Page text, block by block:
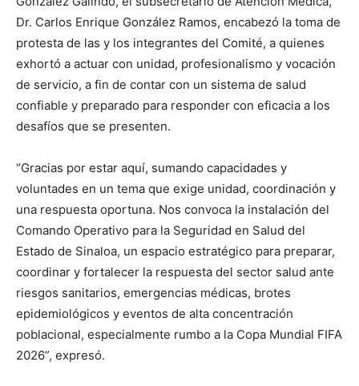
Dr. Carlos Enrique González Ramos, encabezó la toma de
protesta de las y los integrantes del Comité, a quienes
exhortó a actuar con unidad, profesionalismo y vocación
de servicio, a fin de contar con un sistema de salud
confiable y preparado para responder con eficacia a los
desafíos que se presenten.
“Gracias por estar aquí, sumando capacidades y
voluntades en un tema que exige unidad, coordinación y
una respuesta oportuna. Nos convoca la instalación del
Comando Operativo para la Seguridad en Salud del
Estado de Sinaloa, un espacio estratégico para preparar,
coordinar y fortalecer la respuesta del sector salud ante
riesgos sanitarios, emergencias médicas, brotes
epidemiológicos y eventos de alta concentración
poblacional, especialmente rumbo a la Copa Mundial FIFA
2026”, expresó.